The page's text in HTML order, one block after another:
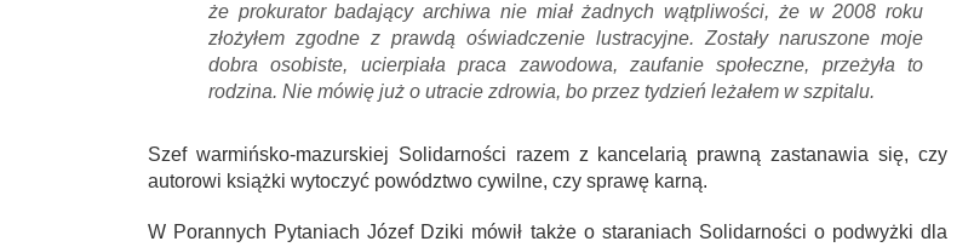
że prokurator badający archiwa nie miał żadnych wątpliwości, że w 2008 roku
złożyłem zgodne z prawdą oświadczenie lustracyjne. Zostały naruszone moje
dobra osobiste, ucierpiała praca zawodowa, zaufanie społeczne, przeżyła to
rodzina. Nie mówię już o utracie zdrowia, bo przez tydzień leżałem w szpitalu.
Szef warmińsko-mazurskiej Solidarności razem z kancelarią prawną zastanawia się, czy
autorowi książki wytoczyć powództwo cywilne, czy sprawę karną.
W Porannych Pytaniach Józef Dziki mówił także o staraniach Solidarności o podwyżki dla